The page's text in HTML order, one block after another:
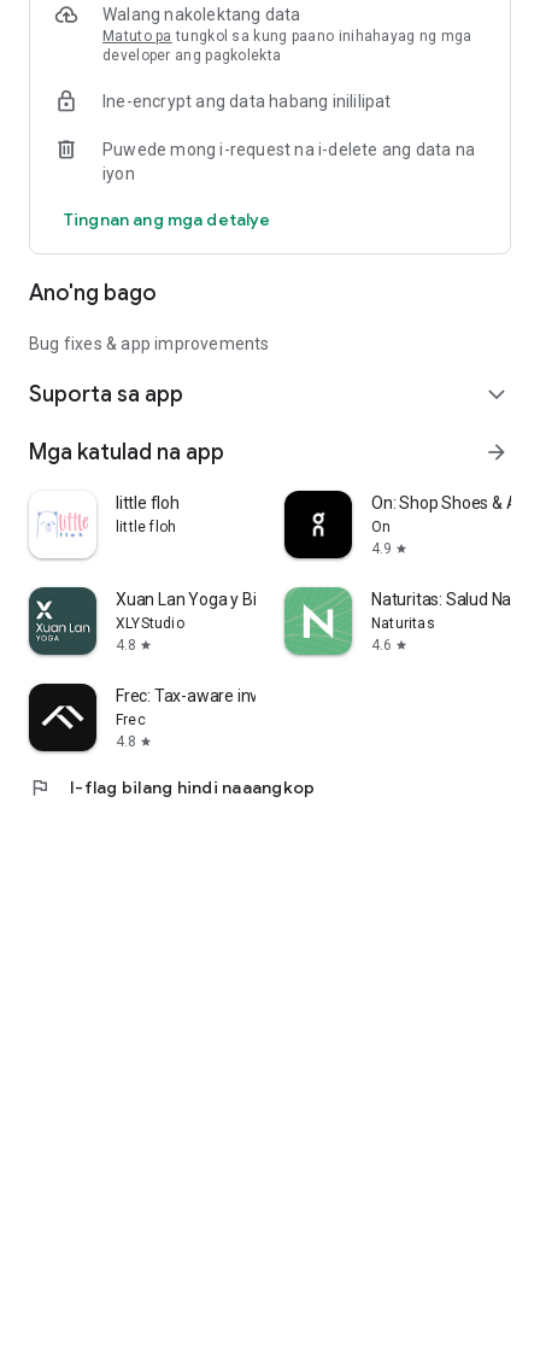
para wala kang makaligtaan.
Access sa lahat ng aming The Style Outlets Centers sa
Walang nakolektang data
Matuto pa tungkol sa kung paano inihahayag ng mga
developer ang pagkolekta
Ine-encrypt ang data habang inililipat
Puwede mong i-request na i-delete ang data na
iyon
Tingnan ang mga detalye
Ano'ng bago
Bug fixes & app improvements
Suporta sa app expand_more
Mga katulad na app arrow_forward
little floh
little floh
On: Shop Shoes &
On
4.9 star
Xuan Lan Yoga y Bienestar
XLYStudio
4.8 star
Naturitas: Salud
Naturitas
4.6 star
Frec: Tax-aware investing
Frec
4.8 star
flag I-flag bilang hindi naaangkop